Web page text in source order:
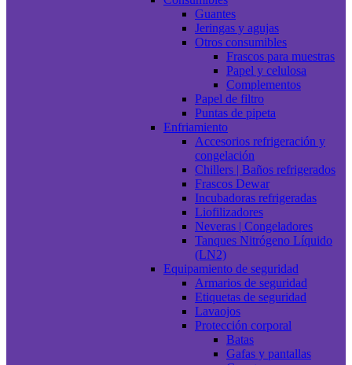
Guantes
Jeringas y agujas
Otros consumibles
Frascos para muestras
Papel y celulosa
Complementos
Papel de filtro
Puntas de pipeta
Enfriamiento
Accesorios refrigeración y
congelación
Chillers | Baños refrigerados
Frascos Dewar
Incubadoras refrigeradas
Liofilizadores
Neveras | Congeladores
Tanques Nitrógeno Líquido
(LN2)
Equipamiento de seguridad
Armarios de seguridad
Etiquetas de seguridad
Lavaojos
Protección corporal
Batas
Gafas y pantallas